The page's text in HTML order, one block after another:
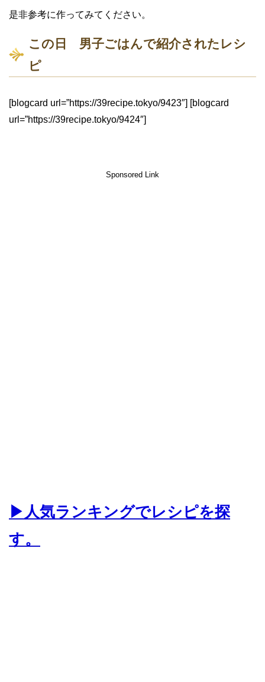
是非参考に作ってみてください。
この日 男子ごはんで紹介されたレシ
ピ
[blogcard url=”https://39recipe.tokyo/9423″] [blogcard
url=”https://39recipe.tokyo/9424″]
Sponsored Link
▶人気ランキングでレシピを探
す。